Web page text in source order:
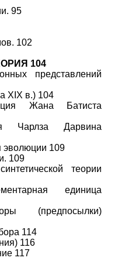
95
102
104
представлений
XIX в.) 104
Жана Батиста
Чарлза Дарвина
эволюции 109
109
теории
единица
(предпосылки)
114
116
117